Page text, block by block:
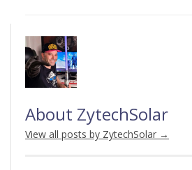
About ZytechSolar
View all posts by ZytechSolar →